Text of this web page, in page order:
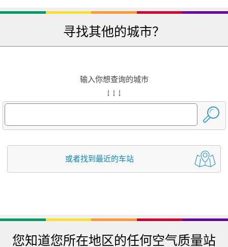
寻找其他的城市？
输入你想查询的城市
↓ ↓ ↓
或者找到最近的车站
您知道您所在地区的任何空气质量站